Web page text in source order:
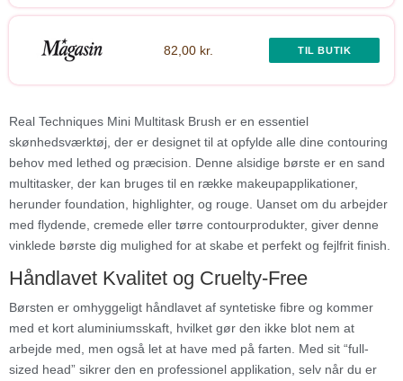
82,00 kr. TIL BUTIK
Real Techniques Mini Multitask Brush er en essentiel
skønhedsværktøj, der er designet til at opfylde alle dine contouring
behov med lethed og præcision. Denne alsidige børste er en sand
multitasker, der kan bruges til en række makeupapplikationer,
herunder foundation, highlighter, og rouge. Uanset om du arbejder
med flydende, cremede eller tørre contourprodukter, giver denne
vinklede børste dig mulighed for at skabe et perfekt og fejlfrit finish.
Håndlavet Kvalitet og Cruelty-Free
Børsten er omhyggeligt håndlavet af syntetiske fibre og kommer
med et kort aluminiumsskaft, hvilket gør den ikke blot nem at
arbejde med, men også let at have med på farten. Med sit “full-
sized head” sikrer den en professionel applikation, selv når du er